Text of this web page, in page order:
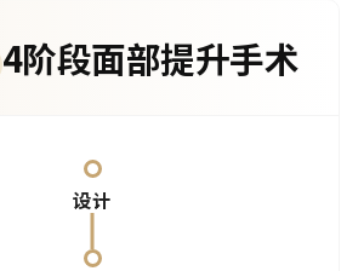
4阶段面部提升手术
设计